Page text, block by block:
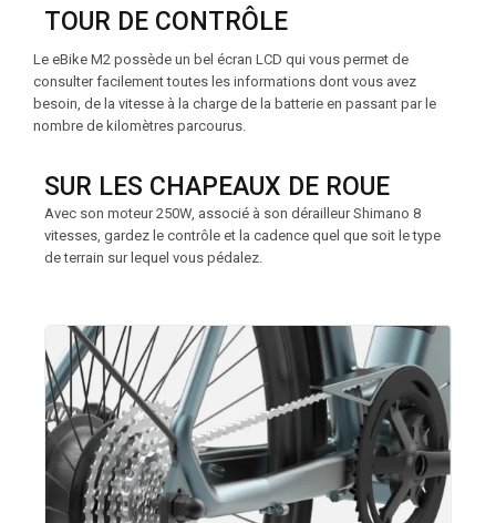
TOUR DE CONTRÔLE
Le eBike M2 possède un bel écran LCD qui vous permet de
consulter facilement toutes les informations dont vous avez
besoin, de la vitesse à la charge de la batterie en passant par le
nombre de kilomètres parcourus.
SUR LES CHAPEAUX DE ROUE
Avec son moteur 250W, associé à son dérailleur Shimano 8
vitesses, gardez le contrôle et la cadence quel que soit le type
de terrain sur lequel vous pédalez.